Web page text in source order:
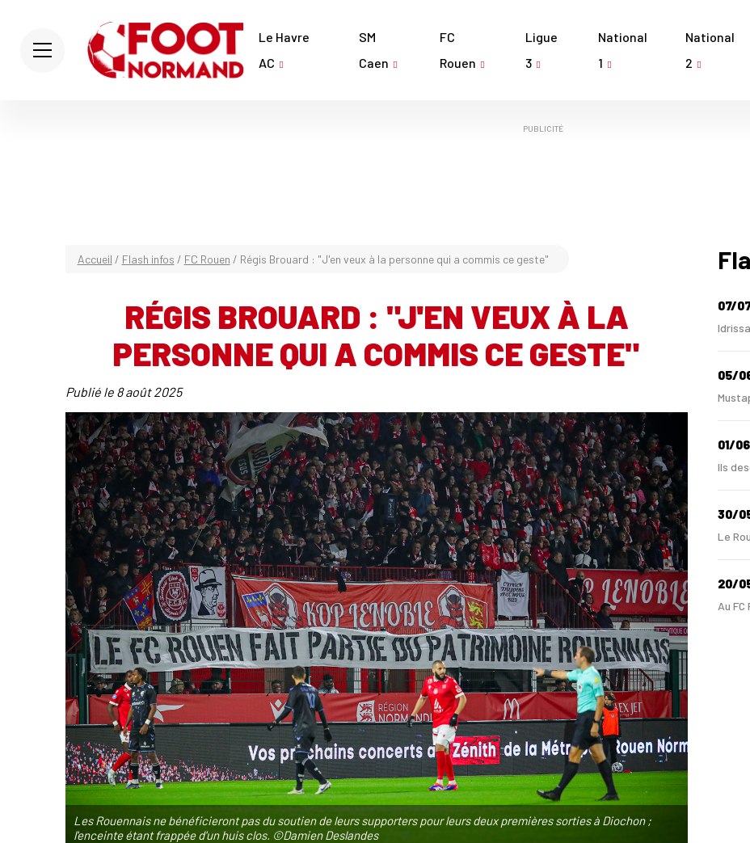
Le Havre
AC
SM
Caen
FC
Rouen
Ligue
3
National
1
National
2
PUBLICITÉ
Accueil / Flash infos / FC Rouen / Régis Brouard : "J'en veux à la personne qui a commis ce geste"
RÉGIS BROUARD : "J'EN VEUX À LA
PERSONNE QUI A COMMIS CE GESTE"
Publié le 8 août 2025
Les Rouennais ne bénéficieront pas du soutien de leurs supporters pour leurs deux premières sorties à Diochon ;
l'enceinte étant frappée d'un huis clos. ©Damien Deslandes
07/
05/
01/06
Ils
30/
Le
20/
Au